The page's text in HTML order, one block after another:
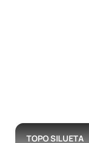
TOPO SILUETA